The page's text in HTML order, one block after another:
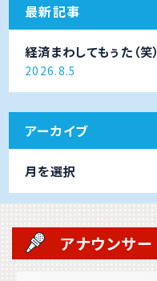
最新記事
経済まわしてもぅた（笑）
2026.8.5
アーカイブ
月を選択
アナウンサー